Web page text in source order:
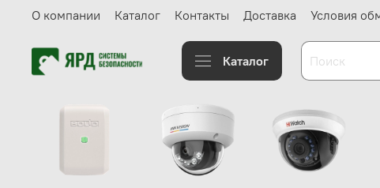
О компании Каталог Контакты Доставка Условия
Каталог